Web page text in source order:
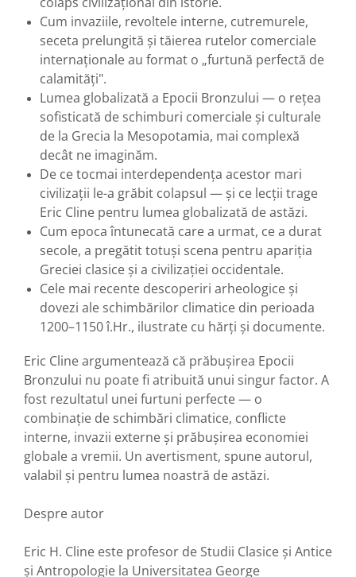
Cum invaziile, revoltele interne, cutremurele,
seceta prelungită și tăierea rutelor comerciale
internaționale au format o „furtună perfectă de
calamități".
Lumea globalizată a Epocii Bronzului — o rețea
sofisticată de schimburi comerciale și culturale
de la Grecia la Mesopotamia, mai complexă
decât ne imaginăm.
De ce tocmai interdependența acestor mari
civilizații le-a grăbit colapsul — și ce lecții trage
Eric Cline pentru lumea globalizată de astăzi.
Cum epoca întunecată care a urmat, ce a durat
secole, a pregătit totuși scena pentru apariția
Greciei clasice și a civilizației occidentale.
Cele mai recente descoperiri arheologice și
dovezi ale schimbărilor climatice din perioada
1200–1150 î.Hr., ilustrate cu hărți și documente.
Eric Cline argumentează că prăbușirea Epocii
Bronzului nu poate fi atribuită unui singur factor. A
fost rezultatul unei furtuni perfecte — o
combinație de schimbări climatice, conflicte
interne, invazii externe și prăbușirea economiei
globale a vremii. Un avertisment, spune autorul,
valabil și pentru lumea noastră de astăzi.
Despre autor
Eric H. Cline este profesor de Studii Clasice și Antice
și Antropologie la Universitatea George